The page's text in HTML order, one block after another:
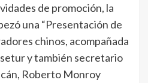
de promoción, la
una “Presentación de
chinos, acompañada
y también secretario
Roberto Monroy